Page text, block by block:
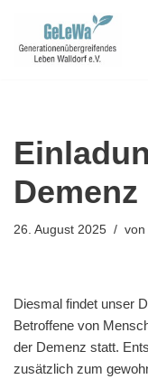
Zum
26. August 2025 von
Diesmal findet unser
Betroffene von
der Demenz statt.
zusätzlich zum